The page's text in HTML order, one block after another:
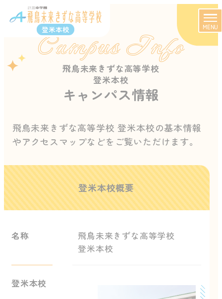
登米本校 MENU
Campus Info
飛鳥未来きずな高等学校
登米本校
キャンパス情報
飛鳥未来きずな高等学校 登米本校の基本情報
やアクセスマップなどをご覧いただけます。
登米本校概要
名称
飛鳥未来きずな高等学校
登米本校
登米本校